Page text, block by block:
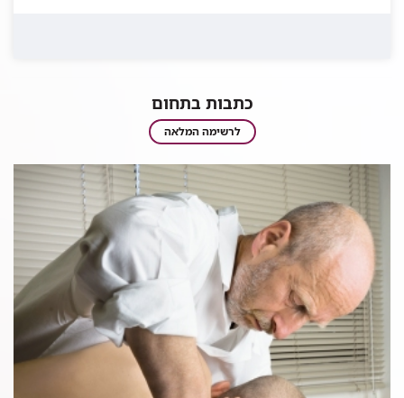
כתבות בתחום
כתבות
בתחום
לרשימה המלאה